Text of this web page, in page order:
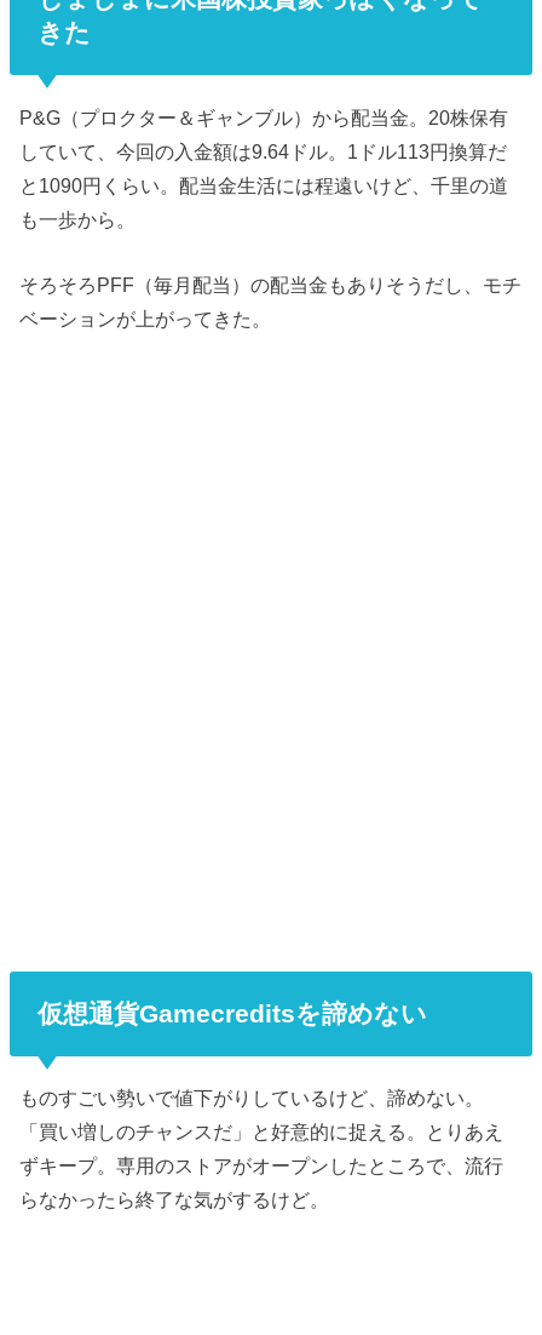
きた
P&G（プロクター＆ギャンブル）から配当金。20株保有
していて、今回の入金額は9.64ドル。1ドル113円換算だ
と1090円くらい。配当金生活には程遠いけど、千里の道
も一歩から。
そろそろPFF（毎月配当）の配当金もありそうだし、モチ
ベーションが上がってきた。
仮想通貨Gamecreditsを諦めない
ものすごい勢いで値下がりしているけど、諦めない。
「買い増しのチャンスだ」と好意的に捉える。とりあえ
ずキープ。専用のストアがオープンしたところで、流行
らなかったら終了な気がするけど。